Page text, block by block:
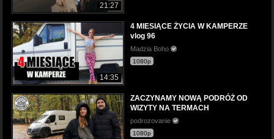
21:27
14:35
4 MIESIĄCE ŻYCIA W KAMPERZE
vlog 96
Madzia Boho
1080p
ZACZYNAMY NOWĄ PODRÓŻ OD
WIZYTY NA TERMACH
podrozovanie
1080p